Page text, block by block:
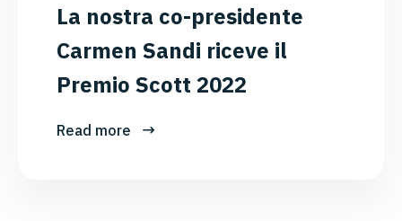
La nostra co-presidente
Carmen Sandi riceve il
Premio Scott 2022
Read more